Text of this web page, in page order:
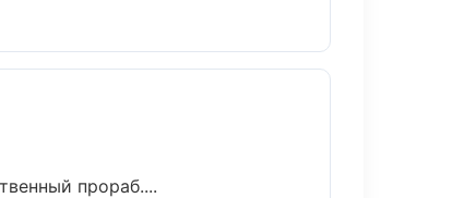
прораб....